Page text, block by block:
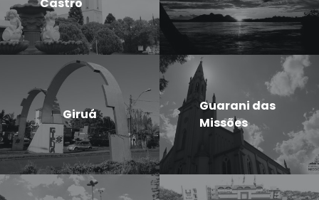
Giruá
Guarani das
Missões